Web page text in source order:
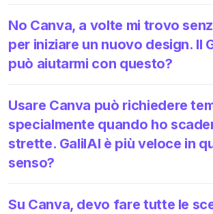
No Canva, a volte mi trovo
per iniziare un nuovo design. Il
può aiutarmi con questo?
Usare Canva può richiedere
specialmente quando ho
strette. GalilAI è più veloce in
senso?
Su Canva, devo fare tutte le